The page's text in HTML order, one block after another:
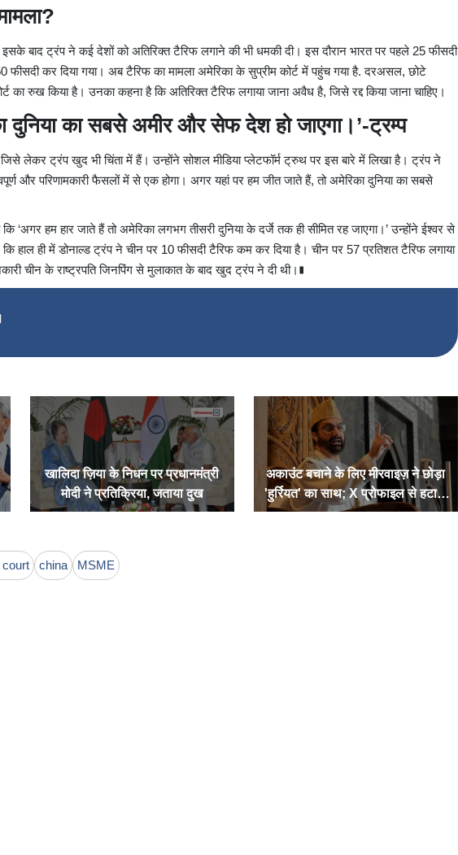
बाद ट्रंप ने कई देशों को अतिरिक्त टैरिफ लगाने की भी धमकी दी। इस दौरान भारत पर पहले 25 फीसदी
फीसदी कर दिया गया। अब टैरिफ का मामला अमेरिका के सुप्रीम कोर्ट में पहुंच गया है. दरअसल, छोटे
का रुख किया है। उनका कहना है कि अतिरिक्त टैरिफ लगाया जाना अवैध है, जिसे रद्द किया जाना चाहिए।
दुनिया का सबसे अमीर और सेफ देश हो जाएगा।’-ट्रम्प
लेकर ट्रंप खुद भी चिंता में हैं। उन्होंने सोशल मीडिया प्लेटफॉर्म ट्रुथ पर इस बारे में लिखा है। ट्रंप ने
और परिणामकारी फैसलों में से एक होगा। अगर यहां पर हम जीत जाते हैं, तो अमेरिका दुनिया का सबसे
‘अगर हम हार जाते हैं तो अमेरिका लगभग तीसरी दुनिया के दर्जे तक ही सीमित रह जाएगा।’ उन्होंने ईश्वर से
कि हाल ही में डोनाल्ड ट्रंप ने चीन पर 10 फीसदी टैरिफ कम कर दिया है। चीन पर 57 प्रतिशत टैरिफ लगाया
चीन के राष्ट्रपति जिनपिंग से मुलाकात के बाद खुद ट्रंप ने दी थी।∎
खालिदा ज़िया के निधन पर प्रधानमंत्री
मोदी ने प्रतिक्रिया, जताया दुख
अकाउंट बचाने के लिए मीरवाइज़ ने छोड़ा
'हुर्रियत' का साथ; X प्रोफाइल से हटाया
चेयरमैन का पद
china MSME